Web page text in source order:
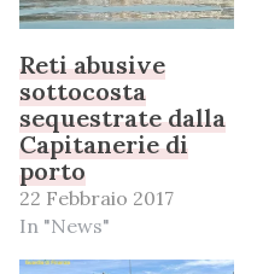
Reti abusive
sottocosta
sequestrate dalla
Capitanerie di
porto
22 Febbraio 2017
In "News"